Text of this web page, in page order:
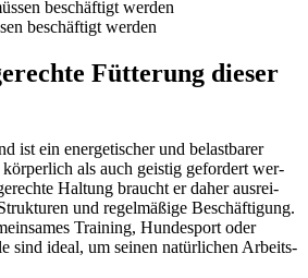
beschäf­tigt wer­den
Füt­te­rung die­ser
ist ein ener­ge­ti­scher und belast­ba­rer
als auch geis­tig gefor­dert wer­
Hal­tung braucht er daher aus­rei­
und regel­mä­ßi­ge Beschäf­ti­gung.
Trai­ning, Hun­de­sport oder
sind ide­al, um sei­nen natür­li­chen Arbeits­